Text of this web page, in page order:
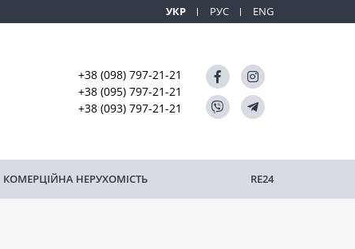
УКР РУС ENG
+38 (098) 797-21-21
+38 (095) 797-21-21
+38 (093) 797-21-21
КОМЕРЦІЙНА НЕРУХОМІСТЬ RE24